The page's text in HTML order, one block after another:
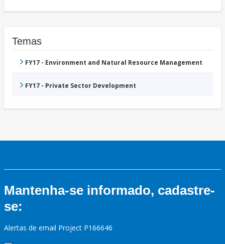
Temas
FY17 - Environment and Natural Resource Management
FY17 - Private Sector Development
Mantenha-se informado, cadastre-
se:
Alertas de email Project P166646